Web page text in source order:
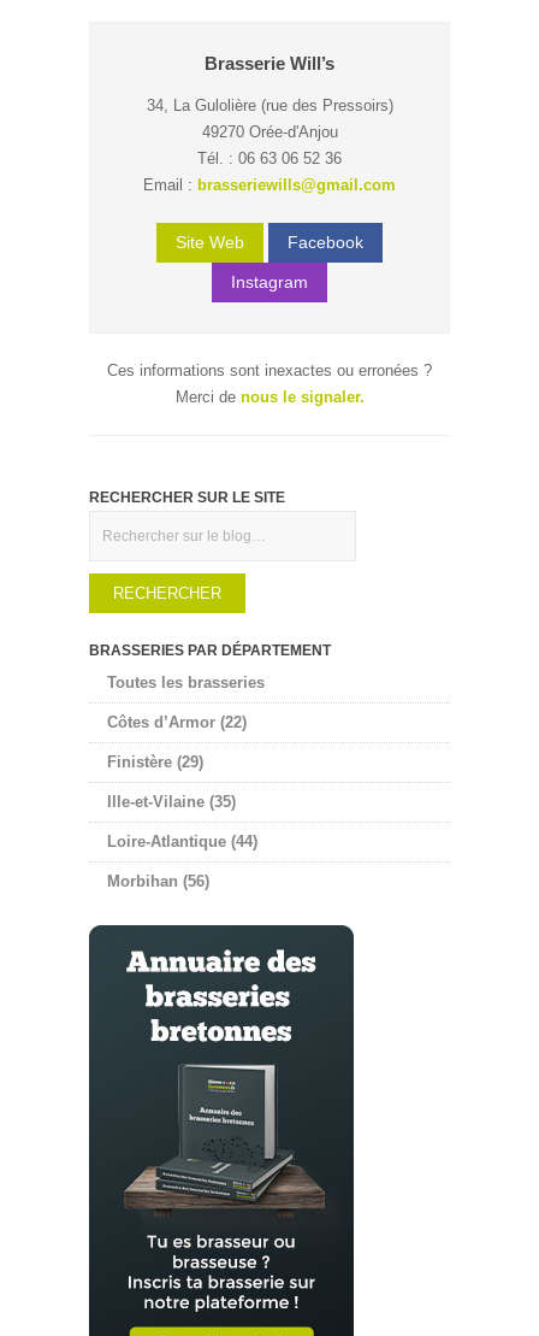
Brasserie Will’s
34, La Gulolière (rue des Pressoirs)
49270 Orée-d'Anjou
Tél. : 06 63 06 52 36
Email : brasseriewills@gmail.com
Site Web Facebook
Instagram
Ces informations sont inexactes ou erronées ?
Merci de nous le signaler.
RECHERCHER SUR LE SITE
BRASSERIES PAR DÉPARTEMENT
Toutes les brasseries
Côtes d’Armor (22)
Finistère (29)
Ille-et-Vilaine (35)
Loire-Atlantique (44)
Morbihan (56)